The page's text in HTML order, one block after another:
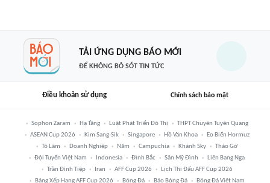
TẢI ỨNG DỤNG BÁO MỚI
ĐỂ KHÔNG BỎ SÓT TIN TỨC
Điều khoản sử dụng Chính sách bảo mật
Sophon Zaram Hạ Tầng Luật Phát Triển Đô Thị
THPT Chuyên Tuyên Quang
ASEAN Cup 2026
Kim Sang-Sik Singapore Hồ Văn Khoa
Eo Biển Hormuz
Tô Lâm
Doanh Nghiệp Năm Campuchia Khánh Sky
Tháo Gỡ
Đội Tuyển Việt Nam
Indonesia Đình Bắc Sân Mỹ Đình
Liên Bang Nga
Trần Đình Tiệp
Iran AFF Cup 2026
Lịch Thi Đấu AFF Cup 2026
Bảng Xếp Hạng AFF Cup 2026
Bóng Đá Báo Bóng Đá Bóng Đá Việt Nam